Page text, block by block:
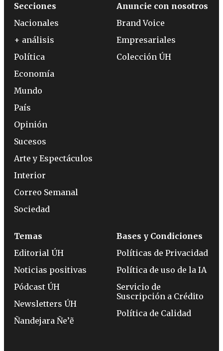
Secciones
Nacionales
+ análisis
Política
Economía
Mundo
País
Opinión
Sucesos
Arte y Espectáculos
Interior
Correo Semanal
Sociedad
Anuncie con nosotros
Brand Voice
Empresariales
Colección ÚH
Temas
Editorial ÚH
Noticias positivas
Pódcast ÚH
Newsletters ÚH
Ñandejara Ñe’ẽ
Bases y Condiciones
Políticas de Privacidad
Política de uso de la IA
Servicio de
Suscripción a Crédito
Política de Calidad